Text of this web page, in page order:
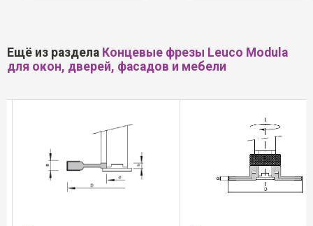
Ещё из раздела Концевые фрезы Leuco Modula
для окон, дверей, фасадов и мебели